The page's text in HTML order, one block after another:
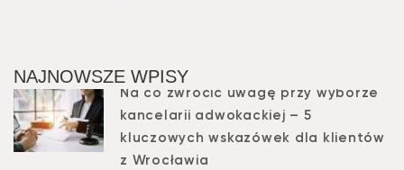
NAJNOWSZE WPISY
Na co zwrócić uwagę przy wyborze
kancelarii adwokackiej – 5
kluczowych wskazówek dla klientów
z Wrocławia